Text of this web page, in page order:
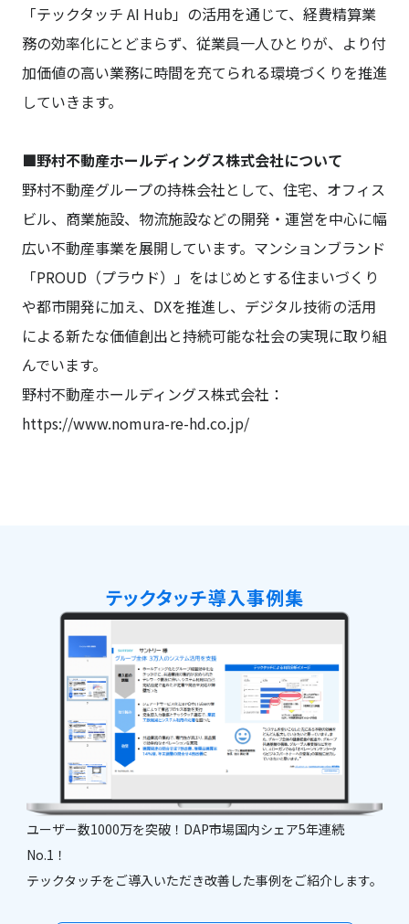
「テックタッチ AI Hub」の活用を通じて、経費精算業
務の効率化にとどまらず、従業員一人ひとりが、より付
加価値の高い業務に時間を充てられる環境づくりを推進
していきます。
■野村不動産ホールディングス株式会社について
野村不動産グループの持株会社として、住宅、オフィス
ビル、商業施設、物流施設などの開発・運営を中心に幅
広い不動産事業を展開しています。マンションブランド
「PROUD（プラウド）」をはじめとする住まいづくり
や都市開発に加え、DXを推進し、デジタル技術の活用
による新たな価値創出と持続可能な社会の実現に取り組
んでいます。
野村不動産ホールディングス株式会社：
https://www.nomura-re-hd.co.jp/
ユーザー数1000万を突破！DAP市場国内シェア5年連続
No.1！
テックタッチをご導入いただき改善した事例をご紹介します。
テックタッチ導入事例集